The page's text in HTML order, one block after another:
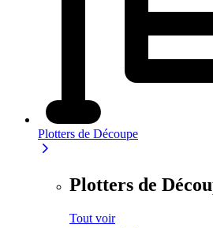
Plotters de Découpe
Plotters de
Tout voir